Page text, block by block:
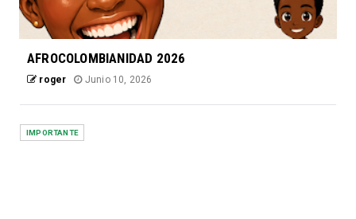
AFROCOLOMBIANIDAD 2026
roger Junio 10, 2026
IMPORTANTE